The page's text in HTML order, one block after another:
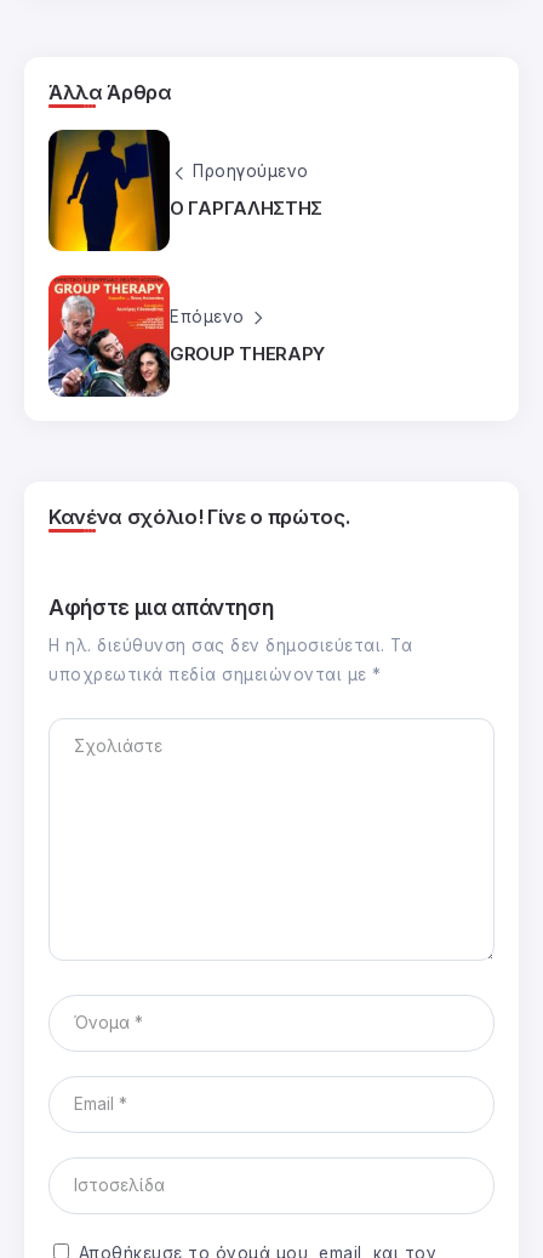
Άλλα Άρθρα
Προηγούμενο
Ο ΓΑΡΓΑΛΗΣΤΗΣ
Επόμενο
GROUP THERAPY
Κανένα σχόλιο! Γίνε ο πρώτος.
Αφήστε μια απάντηση
Η ηλ. διεύθυνση σας δεν δημοσιεύεται. Τα
υποχρεωτικά πεδία σημειώνονται με *
Αποθήκευσε το όνομά μου, email, και τον